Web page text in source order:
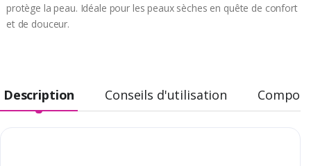
protège la peau. Idéale pour les peaux sèches en quête de confort
et de douceur.
Description Conseils d'utilisation